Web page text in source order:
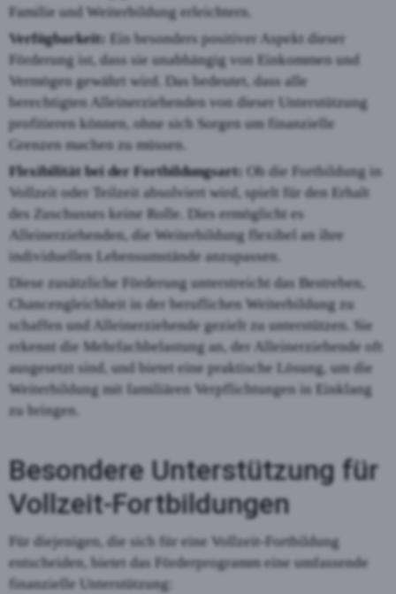
Familie und Weiterbildung erleichtern.
Verfügbarkeit:
Ein besonders positiver Aspekt dieser
Förderung ist, dass sie unabhängig von Einkommen und
Vermögen gewährt wird. Das bedeutet, dass alle
berechtigten Alleinerziehenden von dieser Unterstützung
profitieren können, ohne sich Sorgen um finanzielle
Grenzen machen zu müssen.
Flexibilität bei der Fortbildungsart: Ob die Fortbildung in
Vollzeit oder Teilzeit absolviert wird, spielt für den Erhalt
des Zuschusses keine Rolle. Dies ermöglicht es
Alleinerziehenden, die Weiterbildung flexibel an ihre
individuellen Lebensumstände anzupassen.
Diese zusätzliche Förderung unterstreicht das Bestreben,
Chancengleichheit in der beruflichen Weiterbildung zu
schaffen und Alleinerziehende gezielt zu unterstützen. Sie
erkennt die Mehrfachbelastung an, der Alleinerziehende oft
ausgesetzt sind, und bietet eine praktische Lösung, um die
Weiterbildung mit familiären Verpflichtungen in Einklang
zu bringen.
Besondere Unterstützung für
Vollzeit-Fortbildungen
Für diejenigen, die sich für eine Vollzeit-Fortbildung
entscheiden, bietet das Förderprogramm eine umfassende
finanzielle Unterstützung: